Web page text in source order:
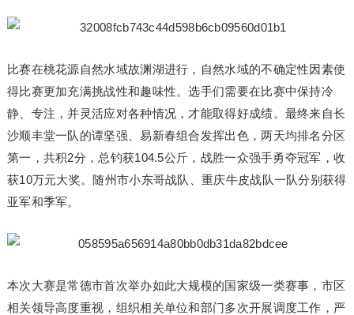
比赛在桃花源自然水域故渊湖进行，自然水域的不确定性因素使
得比赛更加充满挑战性和趣味性。选手们需要在比赛中保持冷
静、专注，并灵活应对各种情况，才能取得好成绩。最终来自长
沙顺丰堂一队的谭坚强、易新春组合发挥出色，两天均排名分区
第一，共积2分，总钓获104.5公斤，战胜一众强手勇夺冠军，收
获10万元大奖。随州市小东哥战队、重庆牛皮战队一队分别获得
亚军和季军。
本次大赛是常德市首次举办如此大规模的国家级一类赛事，市区
相关领导高度重视，组织相关单位和部门多次开展调度工作，严